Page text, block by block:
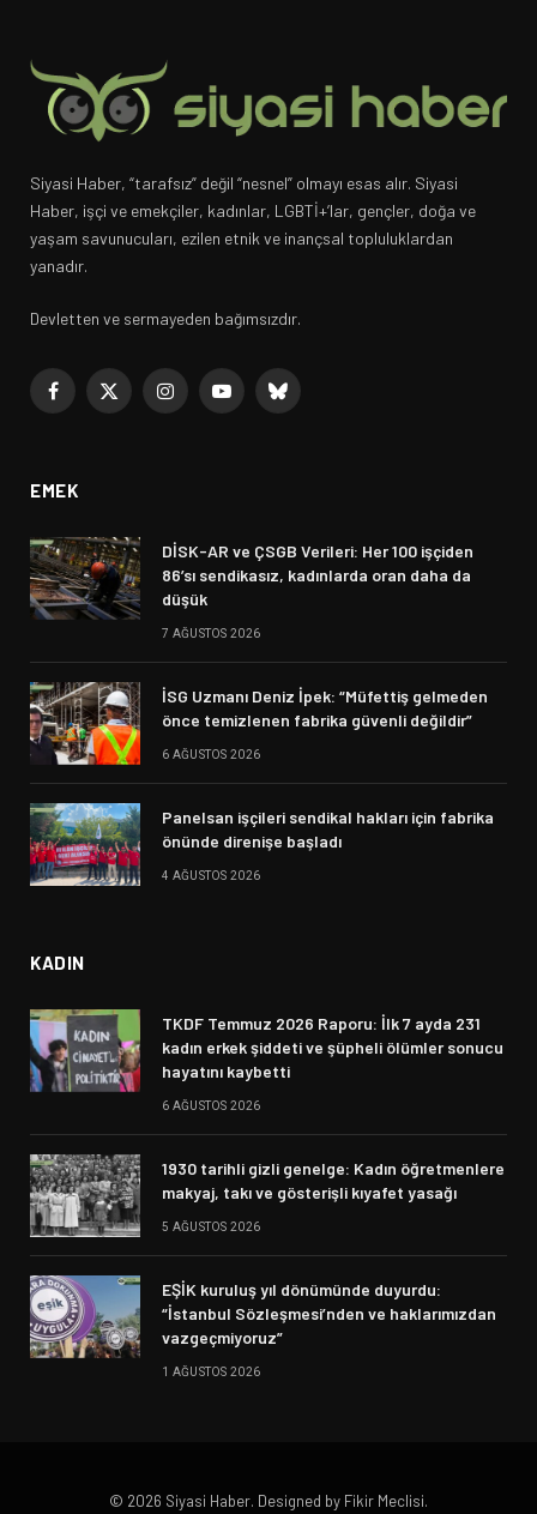
Siyasi Haber, “tarafsız” değil “nesnel” olmayı esas alır. Siyasi
Haber, işçi ve emekçiler, kadınlar, LGBTİ+’lar, gençler, doğa ve
yaşam savunucuları, ezilen etnik ve inançsal topluluklardan
yanadır.
Devletten ve sermayeden bağımsızdır.
Facebook
X
InstagramYouTubeBluesky
EMEK
DİSK-AR ve ÇSGB Verileri: Her 100 işçiden
86’sı sendikasız, kadınlarda oran daha da
düşük
7 AĞUSTOS 2026
İSG Uzmanı Deniz İpek: “Müfettiş gelmeden
önce temizlenen fabrika güvenli değildir”
6 AĞUSTOS 2026
Panelsan işçileri sendikal hakları için fabrika
önünde direnişe başladı
4 AĞUSTOS 2026
KADIN
TKDF Temmuz 2026 Raporu: İlk 7 ayda 231
kadın erkek şiddeti ve şüpheli ölümler sonucu
hayatını kaybetti
6 AĞUSTOS 2026
1930 tarihli gizli genelge: Kadın öğretmenlere
makyaj, takı ve gösterişli kıyafet yasağı
5 AĞUSTOS 2026
EŞİK kuruluş yıl dönümünde duyurdu:
“İstanbul Sözleşmesi’nden ve haklarımızdan
vazgeçmiyoruz”
1 AĞUSTOS 2026
© 2026 Siyasi Haber. Designed by Fikir Meclisi.